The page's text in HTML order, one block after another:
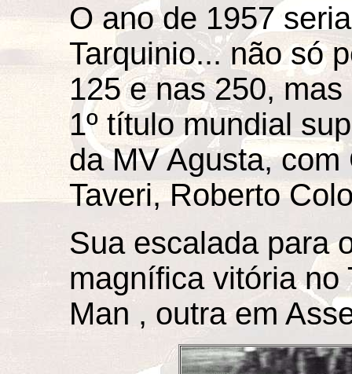
O ano de 1957
Tarquinio... não só
125 e nas 250,
1º título mundial
da MV Agusta,
Taveri, Roberto
Sua escalada para
magnífica vitória no
Man , outra em